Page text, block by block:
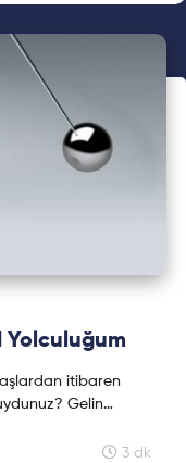
Yolculuğum
itibaren
Gelin
3 dk